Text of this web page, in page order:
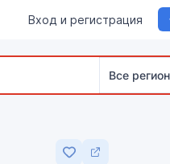
Вход и регистрация
Все
Добавить в